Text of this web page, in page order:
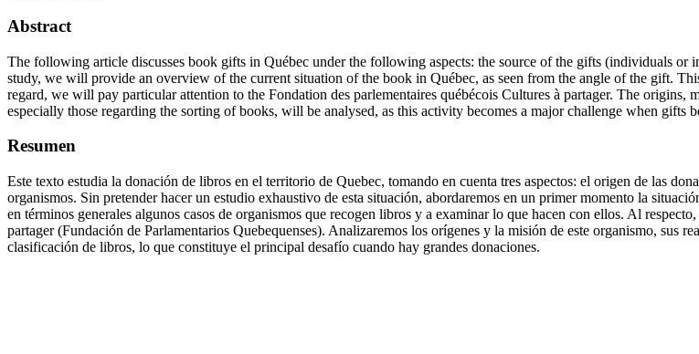
Abstract
The following article discusses book gifts in Québec under the following aspects: the source of the gifts (individuals
study, we will provide an overview of the current situation of the book in Québec, as seen from the angle of the gift.
regard, we will pay particular attention to the Fondation des parlementaires québécois Cultures à partager. The
especially those regarding the sorting of books, will be analysed, as this activity becomes a major challenge when gifts
Resumen
Este texto estudia la donación de libros en el territorio de Quebec, tomando en cuenta tres aspectos: el origen de las
organismos. Sin pretender hacer un estudio exhaustivo de esta situación, abordaremos en un primer momento la
en términos generales algunos casos de organismos que recogen libros y a examinar lo que hacen con ellos. Al
partager (Fundación de Parlamentarios Quebequenses). Analizaremos los orígenes y la misión de este organismo, sus
clasificación de libros, lo que constituye el principal desafío cuando hay grandes donaciones.